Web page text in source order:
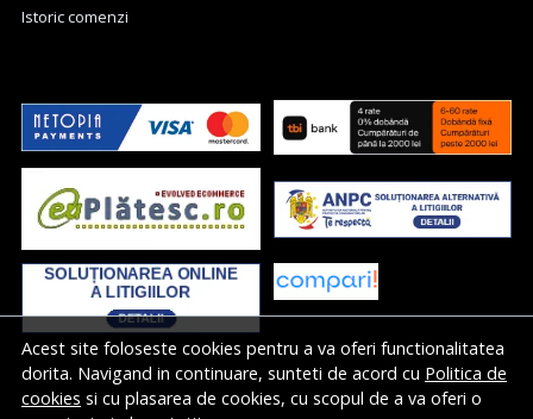
Acest site foloseste cookies pentru a va oferi functionalitatea
dorita. Navigand in continuare, sunteti de acord cu Politica de
cookies si cu plasarea de cookies, cu scopul de a va oferi o
Istoric comenzi